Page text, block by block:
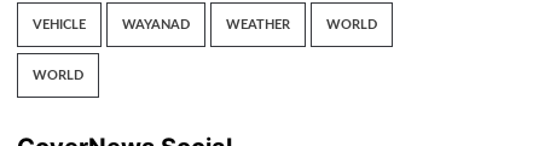
VEHICLE WAYANAD WEATHER WORLD
WORLD